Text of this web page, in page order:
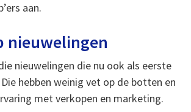
aan.
nieuwelingen
nieuwelingen die nu ook als eerste
hebben weinig vet op de botten en
met verkopen en marketing.